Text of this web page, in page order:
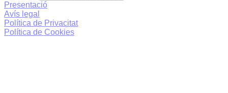
Presentació
Avís legal
Política de Privacitat
Política de Cookies